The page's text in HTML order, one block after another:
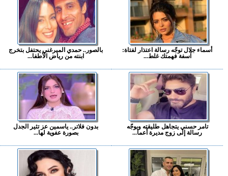
أسماء جلال توجّه رسالة اعتذار لفتاة:
آسفة فهمتك غلط...
بالصور.. حمدي الميرغني يحتفل بتخرج
ابنته من رياض الأطفا...
تامر حسني يتجاهل طليقته ويوجّه
رسالة إلى زوج مديرة أعما...
بدون فلاتر.. ياسمين عز تثير الجدل
بصورة عفوية لها...